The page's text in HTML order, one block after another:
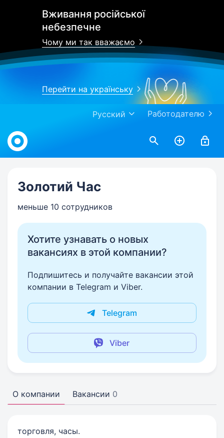
Вживання російської
небезпечне
Чому ми так вважаємо
Перейти на українську
Работодателю
Русский
Work.ua
Золотий Час
меньше 10 сотрудников
Хотите узнавать о новых
вакансиях в этой компании?
Подпишитесь и получайте вакансии этой
компании в Telegram и Viber.
Telegram
Viber
О компании Вакансии 0
торговля, часы.